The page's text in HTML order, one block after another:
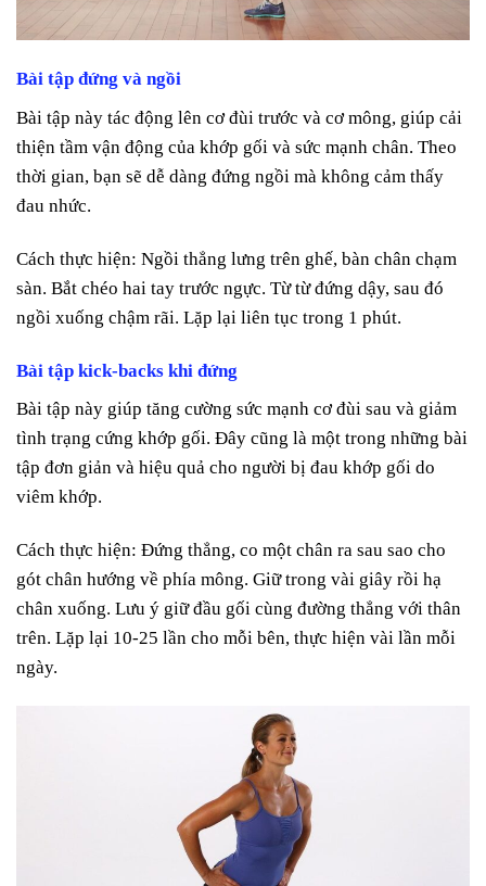
Bài tập đứng và ngồi
Bài tập này tác động lên cơ đùi trước và cơ mông, giúp cải
thiện tầm vận động của khớp gối và sức mạnh chân. Theo
thời gian, bạn sẽ dễ dàng đứng ngồi mà không cảm thấy
đau nhức.
Cách thực hiện: Ngồi thẳng lưng trên ghế, bàn chân chạm
sàn. Bắt chéo hai tay trước ngực. Từ từ đứng dậy, sau đó
ngồi xuống chậm rãi. Lặp lại liên tục trong 1 phút.
Bài tập kick-backs khi đứng
Bài tập này giúp tăng cường sức mạnh cơ đùi sau và giảm
tình trạng cứng khớp gối. Đây cũng là một trong những bài
tập đơn giản và hiệu quả cho người bị đau khớp gối do
viêm khớp.
Cách thực hiện: Đứng thẳng, co một chân ra sau sao cho
gót chân hướng về phía mông. Giữ trong vài giây rồi hạ
chân xuống. Lưu ý giữ đầu gối cùng đường thẳng với thân
trên. Lặp lại 10-25 lần cho mỗi bên, thực hiện vài lần mỗi
ngày.